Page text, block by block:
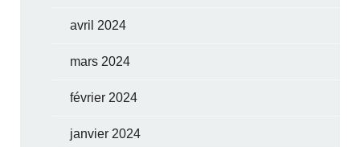
avril 2024
mars 2024
février 2024
janvier 2024